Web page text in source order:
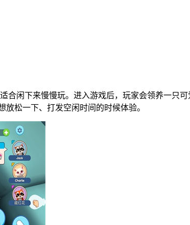
合闲下来慢慢玩。进入游戏后，玩家会领养一只
放松一下、打发空闲时间的时候体验。